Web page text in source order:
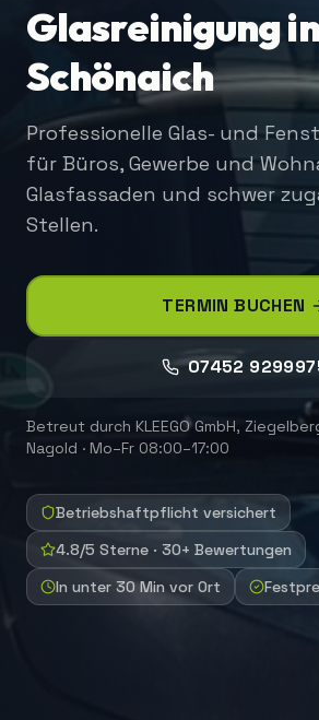
Glasreinigung in
Schönaich
Professionelle Glas- und
für Büros, Gewerbe und
Glasfassaden und schwer
Stellen.
TERMIN BUCHEN
07452
Betreut durch KLEEGO GmbH,
Nagold · Mo–Fr 08:00–17:00
Betriebshaftpflicht versichert
4.8/5 Sterne · 30+ Bewertungen
In unter 30 Min vor Ort